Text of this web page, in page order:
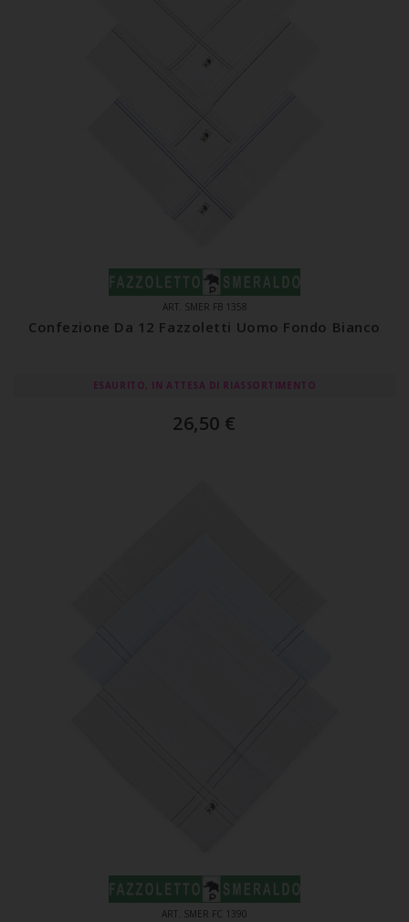
ART. SMER FB 1358
Confezione Da 12 Fazzoletti Uomo Fondo Bianco
ESAURITO, IN ATTESA DI RIASSORTIMENTO
26,50 €
ART. SMER FC 1390